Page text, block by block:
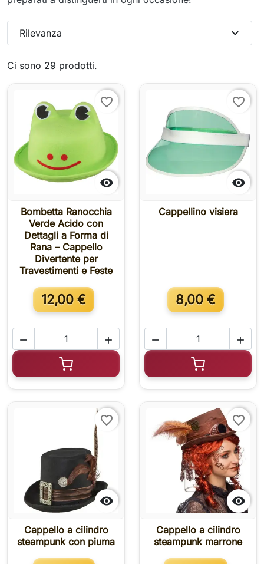
Ci sono 29 prodotti.
Rilevanza expand_more

favorite_border
Bombetta Ranocchia
Verde Acido con
Dettagli a Forma di
Rana – Cappello
Divertente per
Travestimenti e Feste
12,00 €


Aggiungi al carrello

favorite_border
Cappellino visiera
8,00 €


Aggiungi al

favorite_border
Cappello a cilindro
steampunk con piuma

favorite_border
Cappello a cilindro
steampunk marrone